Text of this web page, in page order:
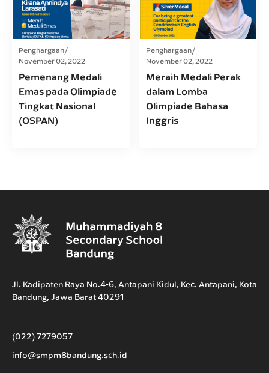
Penghargaan
November 02, 2022
Pemenang Medali
Emas pada Olimpiade
Tingkat Nasional
(OSPAN)
Penghargaan
November 02, 2022
Meraih Medali Perak
dalam Lomba
Olimpiade Bahasa
Inggris
Jl. Kadipaten Raya No.4-6, Antapani Kidul, Kec. Antapani, Kota
Bandung, Jawa Barat 40291
(022) 7279057
info@smpm8bandung.sch.id